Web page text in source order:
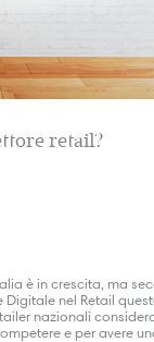
retail?
è in crescita, ma
Digitale nel Retail
nazionali
e per avere